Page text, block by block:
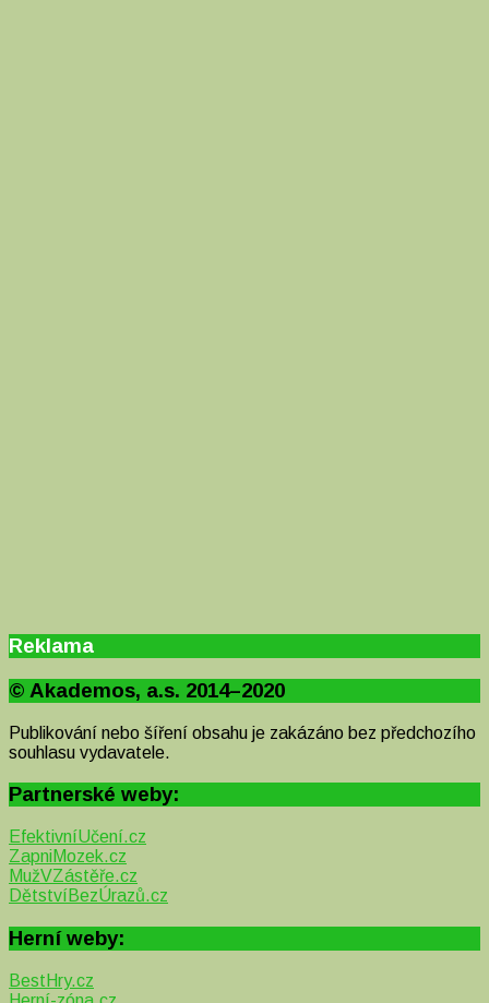
Reklama
© Akademos, a.s. 2014–2020
Publikování nebo šíření obsahu je zakázáno bez předchozího
souhlasu vydavatele.
Partnerské weby:
EfektivníUčení.cz
ZapniMozek.cz
MužVZástěře.cz
DětstvíBezÚrazů.cz
Herní weby:
BestHry.cz